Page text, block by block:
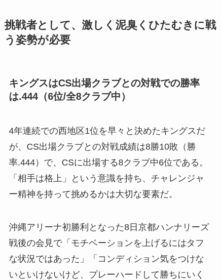
挑戦者として、激しく泥臭くひたむきに戦
う姿勢が必要
キングスはCS出場クラブとの対戦での勝率
は.444（6位/全8クラブ中）
4年連続での西地区1位を早々と決めたキングスだ
が、CS出場クラブとの対戦成績は8勝10敗（勝
率.444）で、CSに出場する8クラブ中6位である。
「相手は格上」という意識を持ち、チャレンジャ
ー精神を持って挑めるかは大切な要素だ。
沖縄アリーナ初勝利となった8日京都ハンナリーズ
戦後の会見で「モチベーションを上げるにはタフ
な状況ではあった」「コンディション気をつけな
いといけないけど、プレーハードして勝ちにいく